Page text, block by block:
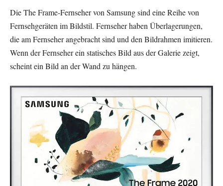
Die The Frame-Fernseher von Samsung sind eine Reihe von
Fernsehgeräten im Bildstil. Fernseher haben Überlagerungen,
die am Fernseher angebracht sind und den Bildrahmen imitieren.
Wenn der Fernseher ein statisches Bild aus der Galerie zeigt,
scheint ein Bild an der Wand zu hängen.